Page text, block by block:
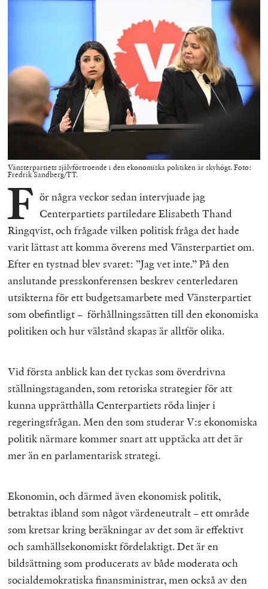
Vänsterpartiets självförtroende i den ekonomiska politiken är skyhögt. Foto:
Fredrik Sandberg/TT.
F ör några veckor sedan intervjuade jag
Centerpartiets partiledare Elisabeth Thand
Ringqvist, och frågade vilken politisk fråga det hade
varit lättast att komma överens med Vänsterpartiet om.
Efter en tystnad blev svaret: ”Jag vet inte.” På den
anslutande presskonferensen beskrev centerledaren
utsikterna för ett budgetsamarbete med Vänsterpartiet
som obefintligt – förhållningssätten till den ekonomiska
politiken och hur välstånd skapas är alltför olika.
Vid första anblick kan det tyckas som överdrivna
ställningstaganden, som retoriska strategier för att
kunna upprätthålla Centerpartiets röda linjer i
regeringsfrågan. Men den som studerar V:s ekonomiska
politik närmare kommer snart att upptäcka att det är
mer än en parlamentarisk strategi.
Ekonomin, och därmed även ekonomisk politik,
betraktas ibland som något värdeneutralt – ett område
som kretsar kring beräkningar av det som är effektivt
och samhällsekonomiskt fördelaktigt. Det är en
bildsättning som producerats av både moderata och
socialdemokratiska finansministrar, men också av den